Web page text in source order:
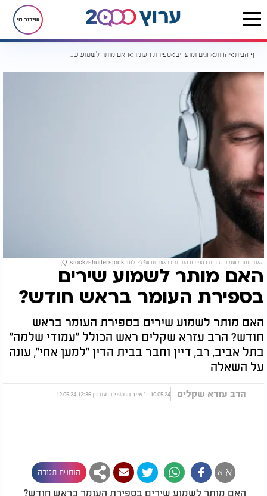
שידור חי
דף הבית יהדות חגים ומועדים ספירת העומר האם מותר לשמוע שירים בספירת העומר בראש חודש?
האם מותר לשמוע שירים בספירת העומר בראש חודש? (צילום: Q-stock/shutterstock)
האם מותר לשמוע שירים
בספירת העומר בראש חודש?
האם מותר לשמוע שירים בספירת העומר בראש
חודש? הרב עזרא שקלים ראש הכולל "עמודי שלמה"
בתל אביב, רב, דיין וחבר בבית הדין "למען אחי", עונה
על השאלה
הרב עזרא שקלים 10.05.24 ב' אייר התשפ"ד, עודכן 12:36 12.05.24
א א הוספת תגובה
האם מותר לשמוע שירים בספירת העומר בראש חודש?